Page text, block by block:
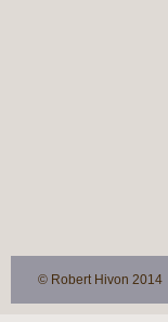
© Robert Hivon